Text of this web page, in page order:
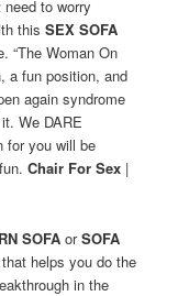
need to worry
this SEX SOFA
“The Woman On
a fun position, and
again syndrome
We DARE
for you will be
.Chair For Sex |
SOFA orSOFA
that helps you do the
in the